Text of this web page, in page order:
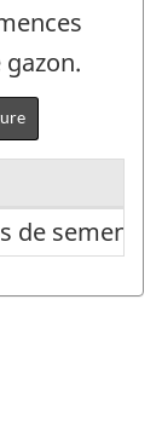
de
de